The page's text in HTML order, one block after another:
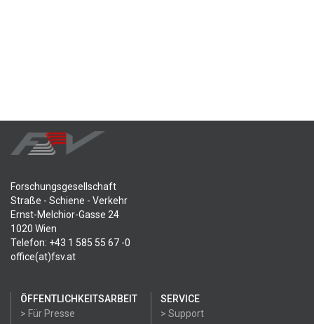
Forschungsgesellschaft
Straße - Schiene - Verkehr
Ernst-Melchior-Gasse 24
1020 Wien
Telefon: +43 1 585 55 67 -0
office(at)fsv.at
ÖFFENTLICHKEITSARBEIT
> Für Presse
SERVICE
> Support